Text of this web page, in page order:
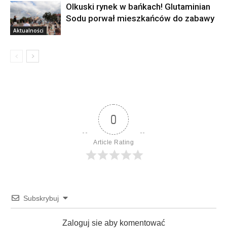
Aktualności
Olkuski rynek w bańkach! Glutaminian
Sodu porwał mieszkańców do zabawy
0
Article Rating
Subskrybuj
Zaloguj sie aby komentować